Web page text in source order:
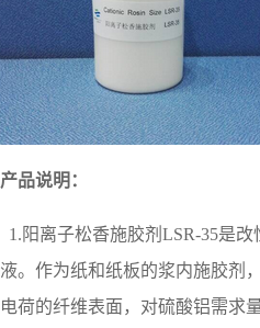
产品说明：
1.阳离子松香施胶剂 LSR-35是
液。 作为纸和纸板的浆内施胶剂
电荷的纤维表面，对硫酸铝需求